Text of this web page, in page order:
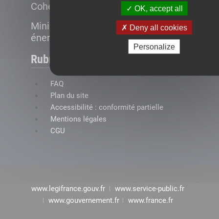
OK, accept all
Deny all cookies
Personalize
Cohésion des territoires
Ministère de la Transition
énergétique
Rubriques
FAQ
Plan du site
Accessibilité : conformité partielle
Mentions légales
CGU
www.legifrance.gouv.fr
www.service-public.fr
www.gouvernement.fr
www.france.fr